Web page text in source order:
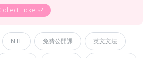
Tickets?
NTE 免費公開課 英文文法